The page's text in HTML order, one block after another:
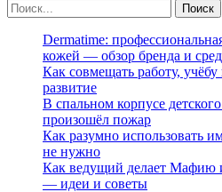
Dermatime:
кожей — обзор бренда и
Как совмещать работу,
развитие
В спальном корпусе
произошёл пожар
Как разумно использовать
не нужно
Как ведущий делает Мафию
— идеи и советы